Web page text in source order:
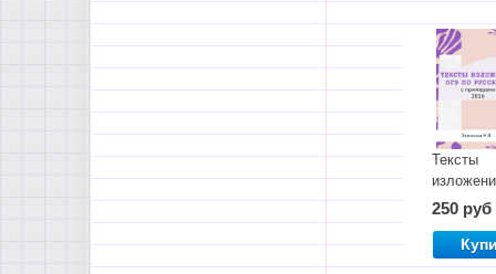
Тексты
ОГЭ по
русскому
языку с
250 руб